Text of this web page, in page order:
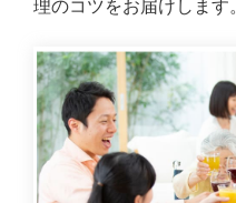
理のコツをお届けします。